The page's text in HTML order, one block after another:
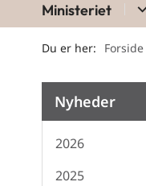
Ministeriet
Du er her: Forside
Nyheder
2026
2025